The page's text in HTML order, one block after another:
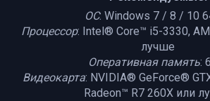
ОС: Windows 7 / 8 / 10
Процессор: Intel® Core™ i5-3330,
лучше
Оперативная память:
Видеокарта: NVIDIA® GeForce®
Radeon™ R7 260X или